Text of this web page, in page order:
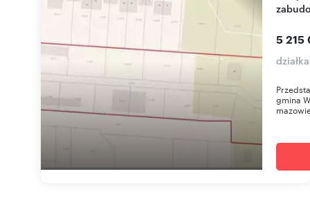
5 215
gmina